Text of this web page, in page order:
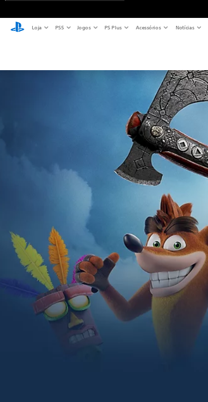
Loja PS5 Jogos PS Plus Acessórios Notícias